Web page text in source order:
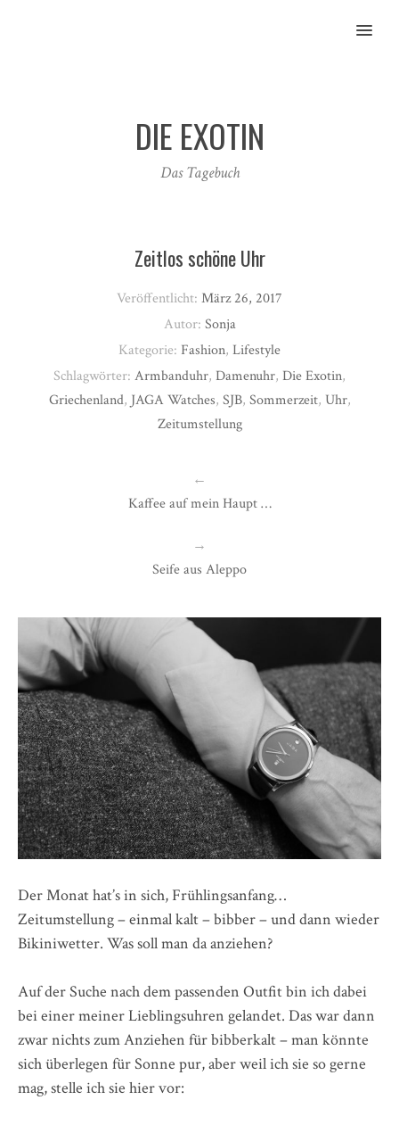
MENU
DIE EXOTIN
Das Tagebuch
Der Monat hat’s in sich, Frühlingsanfang…
Zeitumstellung – einmal kalt – bibber – und dann wieder
Bikiniwetter. Was soll man da anziehen?
Auf der Suche nach dem passenden Outfit bin ich dabei
bei einer meiner Lieblingsuhren gelandet. Das war dann
zwar nichts zum Anziehen für bibberkalt – man könnte
sich überlegen für Sonne pur, aber weil ich sie so gerne
mag, stelle ich sie hier vor:
Zeitlos schöne Uhr
Veröffentlicht: März 26, 2017
Autor: Sonja
Kategorie: Fashion, Lifestyle
Schlagwörter: Armbanduhr, Damenuhr, Die Exotin,
Griechenland, JAGA Watches, SJB, Sommerzeit, Uhr,
Zeitumstellung
←
Kaffee auf mein Haupt …
→
Seife aus Aleppo